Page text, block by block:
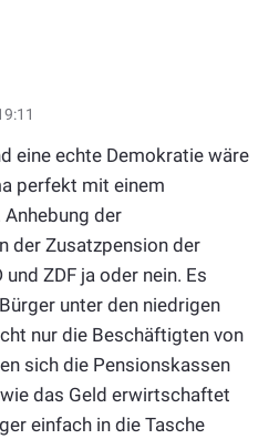
eine echte Demokratie wäre
perfekt mit einem
der
der Zusatzpension der
ZDF ja oder nein. Es
unter den niedrigen
nur die Beschäftigten von
sich die Pensionskassen
das Geld erwirtschaftet
einfach in die Tasche